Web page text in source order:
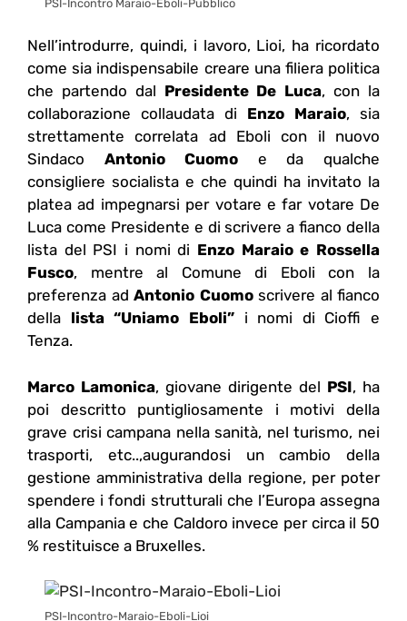
PSI-Incontro Maraio-Eboli-Pubblico
Nell’introdurre, quindi, i lavoro, Lioi, ha ricordato
come sia indispensabile creare una filiera politica
che partendo dal Presidente De Luca, con la
collaborazione collaudata di Enzo Maraio, sia
strettamente correlata ad Eboli con il nuovo
Sindaco Antonio Cuomo e da qualche
consigliere socialista e che quindi ha invitato la
platea ad impegnarsi per votare e far votare De
Luca come Presidente e di scrivere a fianco della
lista del PSI i nomi di Enzo Maraio e Rossella
Fusco, mentre al Comune di Eboli con la
preferenza ad Antonio Cuomoscrivere al fianco
della lista “Uniamo Eboli”i nomi di Cioffi e
Tenza.
Marco Lamonica, giovane dirigente del PSI, ha
poi descritto puntigliosamente i motivi della
grave crisi campana nella sanità, nel turismo, nei
trasporti, etc..,augurandosi un cambio della
gestione amministrativa della regione, per poter
spendere i fondi strutturali che l’Europa assegna
alla Campania e che Caldoro invece per circa il 50
% restituisce a Bruxelles.
PSI-Incontro-Maraio-Eboli-Lioi